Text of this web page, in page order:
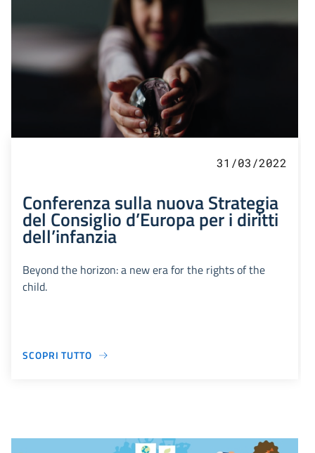
31/03/2022
Conferenza sulla nuova Strategia
del Consiglio d’Europa per i diritti
dell’infanzia
Beyond the horizon: a new era for the rights of the
child.
SCOPRI TUTTO